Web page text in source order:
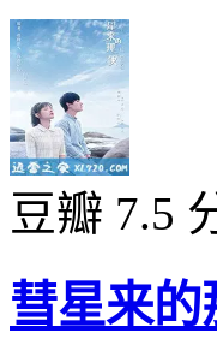
豆瓣 7.5
彗星来的